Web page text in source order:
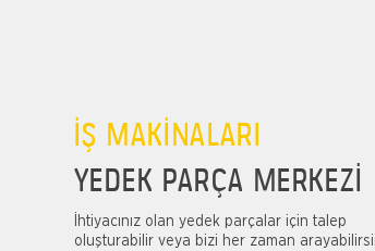
İŞ MAKİNALARI
YEDEK PARÇA MERKEZİ
İhtiyacınız olan yedek parçalar için talep
oluşturabilir veya bizi her zaman